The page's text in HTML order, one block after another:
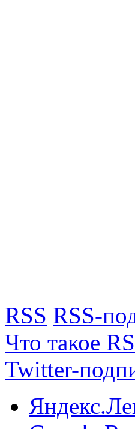
RSS RSS-
Что такое
Twitter-